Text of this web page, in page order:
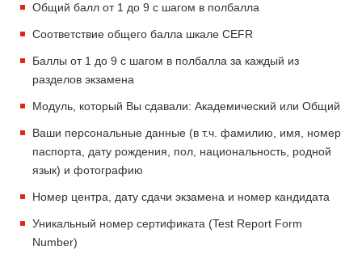
Общий балл от 1 до 9 с шагом в полбалла
Соответствие общего балла шкале CEFR
Баллы от 1 до 9 с шагом в полбалла за каждый из
разделов экзамена
Модуль, который Вы сдавали: Академический или Общий
Ваши персональные данные (в т.ч. фамилию, имя, номер
паспорта, дату рождения, пол, национальность, родной
язык) и фотографию
Номер центра, дату сдачи экзамена и номер кандидата
Уникальный номер сертификата (Test Report Form
Number)